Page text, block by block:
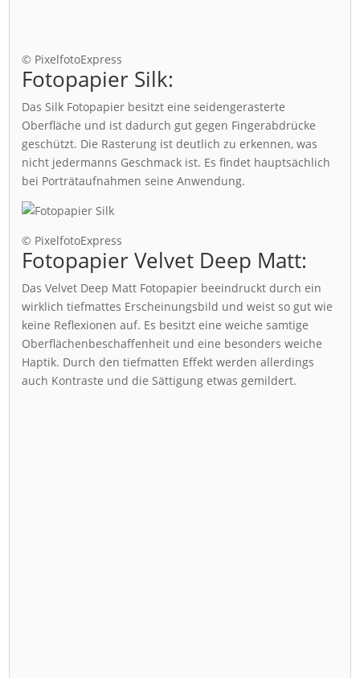
© PixelfotoExpress
Fotopapier Silk:
Das Silk Fotopapier besitzt eine seidengerasterte
Oberfläche und ist dadurch gut gegen Fingerabdrücke
geschützt. Die Rasterung ist deutlich zu erkennen, was
nicht jedermanns Geschmack ist. Es findet hauptsächlich
bei Porträtaufnahmen seine Anwendung.
© PixelfotoExpress
Fotopapier Velvet Deep Matt:
Das Velvet Deep Matt Fotopapier beeindruckt durch ein
wirklich tiefmattes Erscheinungsbild und weist so gut wie
keine Reflexionen auf. Es besitzt eine weiche samtige
Oberflächenbeschaffenheit und eine besonders weiche
Haptik. Durch den tiefmatten Effekt werden allerdings
auch Kontraste und die Sättigung etwas gemildert.